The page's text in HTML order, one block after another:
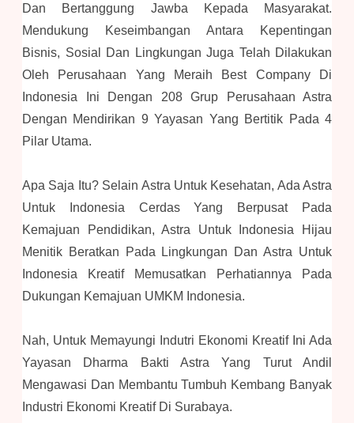
Dan Bertanggung Jawba Kepada Masyarakat.
Mendukung Keseimbangan Antara Kepentingan
Bisnis, Sosial Dan Lingkungan Juga Telah Dilakukan
Oleh Perusahaan Yang Meraih Best Company Di
Indonesia Ini Dengan 208 Grup Perusahaan Astra
Dengan Mendirikan 9 Yayasan Yang Bertitik Pada 4
Pilar Utama.
Apa Saja Itu? Selain Astra Untuk Kesehatan, Ada Astra
Untuk Indonesia Cerdas Yang Berpusat Pada
Kemajuan Pendidikan, Astra Untuk Indonesia Hijau
Menitik Beratkan Pada Lingkungan Dan Astra Untuk
Indonesia Kreatif Memusatkan Perhatiannya Pada
Dukungan Kemajuan UMKM Indonesia.
Nah, Untuk Memayungi Indutri Ekonomi Kreatif Ini Ada
Yayasan Dharma Bakti Astra Yang Turut Andil
Mengawasi Dan Membantu Tumbuh Kembang Banyak
Industri Ekonomi Kreatif Di Surabaya.